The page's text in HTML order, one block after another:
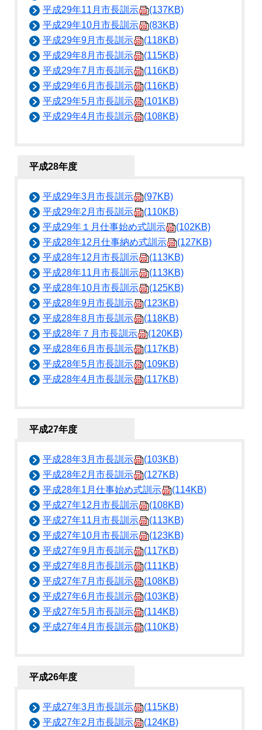
平成29年11月市長訓示
(137KB)
平成29年10月市長訓示
(83KB)
平成29年9月市長訓示
(118KB)
平成29年8月市長訓示
(115KB)
平成29年7月市長訓示
(116KB)
平成29年6月市長訓示
(116KB)
平成29年5月市長訓示
(101KB)
平成29年4月市長訓示
(108KB)
平成28年度
平成29年3月市長訓示
(97KB)
平成29年2月市長訓示
(110KB)
平成29年１月仕事始め式訓示
(102KB)
平成28年12月仕事納め式訓示
(127KB)
平成28年12月市長訓示
(113KB)
平成28年11月市長訓示
(113KB)
平成28年10月市長訓示
(125KB)
平成28年9月市長訓示
(123KB)
平成28年8月市長訓示
(118KB)
平成28年７月市長訓示
(120KB)
平成28年6月市長訓示
(117KB)
平成28年5月市長訓示
(109KB)
平成28年4月市長訓示
(117KB)
平成27年度
平成28年3月市長訓示
(103KB)
平成28年2月市長訓示
(127KB)
平成28年1月仕事始め式訓示
(114KB)
平成27年12月市長訓示
(108KB)
平成27年11月市長訓示
(113KB)
平成27年10月市長訓示
(123KB)
平成27年9月市長訓示
(117KB)
平成27年8月市長訓示
(111KB)
平成27年7月市長訓示
(108KB)
平成27年6月市長訓示
(103KB)
平成27年5月市長訓示
(114KB)
平成27年4月市長訓示
(110KB)
平成26年度
平成27年3月市長訓示
(115KB)
平成27年2月市長訓示
(124KB)